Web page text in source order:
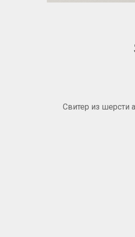
Свитер из шерсти